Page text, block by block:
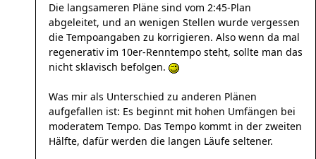
Die langsameren Pläne sind vom 2:45-Plan
abgeleitet, und an wenigen Stellen wurde vergessen
die Tempoangaben zu korrigieren. Also wenn da mal
regenerativ im 10er-Renntempo steht, sollte man das
nicht sklavisch befolgen.
Was mir als Unterschied zu anderen Plänen
aufgefallen ist: Es beginnt mit hohen Umfängen bei
moderatem Tempo. Das Tempo kommt in der zweiten
Hälfte, dafür werden die langen Läufe seltener.